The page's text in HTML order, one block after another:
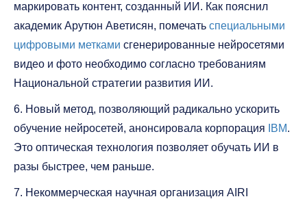
маркировать контент, созданный ИИ. Как пояснил
академик Арутюн Аветисян, помечать специальными
цифровыми метками сгенерированные нейросетями
видео и фото необходимо согласно требованиям
Национальной стратегии развития ИИ.
6. Новый метод, позволяющий радикально ускорить
обучение нейросетей, анонсировала корпорация
IBM.
Это оптическая технология позволяет обучать ИИ в
разы быстрее, чем раньше.
7. Некоммерческая научная организация AIRI